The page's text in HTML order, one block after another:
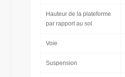
Hauteur de la plateforme
par rapport au sol
Voie
Suspension